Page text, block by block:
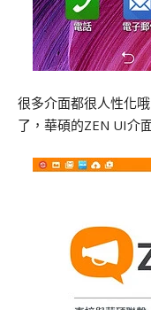
很多介面都很人性化
了，華碩的ZEN UI介